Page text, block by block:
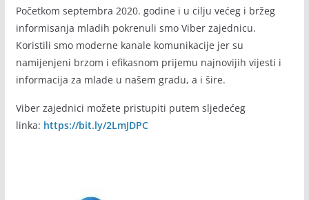
Početkom septembra 2020. godine i u cilju većeg i bržeg
informisanja mladih pokrenuli smo Viber zajednicu.
Koristili smo moderne kanale komunikacije jer su
namijenjeni brzom i efikasnom prijemu najnovijih vijesti i
informacija za mlade u našem gradu, a i šire.
Viber zajednici možete pristupiti putem sljedećeg
linka: https://bit.ly/2LmJDPC